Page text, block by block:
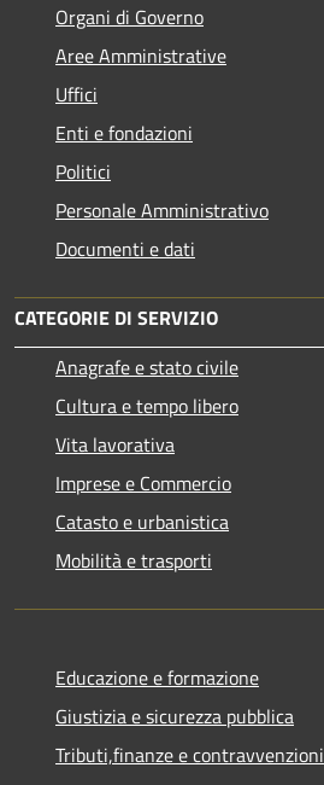
Organi di Governo
Aree Amministrative
Uffici
Enti e fondazioni
Politici
Personale Amministrativo
Documenti e dati
CATEGORIE DI SERVIZIO
Anagrafe e stato civile
Cultura e tempo libero
Vita lavorativa
Imprese e Commercio
Catasto e urbanistica
Mobilità e trasporti
Educazione e formazione
Giustizia e sicurezza pubblica
Tributi,finanze e contravvenzioni